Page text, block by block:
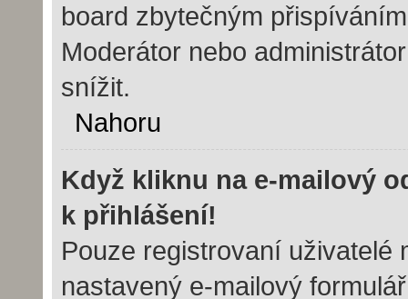
board zbytečným
Moderátor nebo
snížit.
Nahoru
Když kliknu na e-mailový
k přihlášení!
Pouze registrovaní uživatelé
nastavený e-mailový